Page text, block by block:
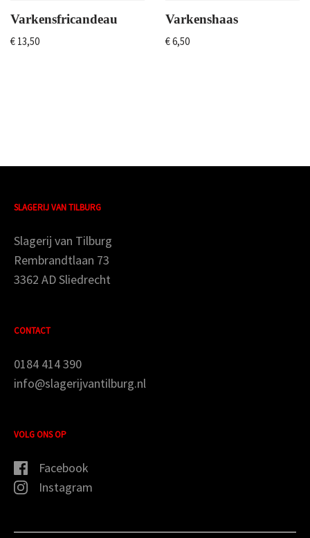
Varkensfricandeau
€ 13,50
Varkenshaas
€6,50
SLAGERIJ VAN TILBURG
Slagerij van Tilburg
Rembrandtlaan 73
3362 AD Sliedrecht
CONTACT
0184 414 390
info@slagerijvantilburg.nl
VOLG ONS OP
Facebook
Instagram